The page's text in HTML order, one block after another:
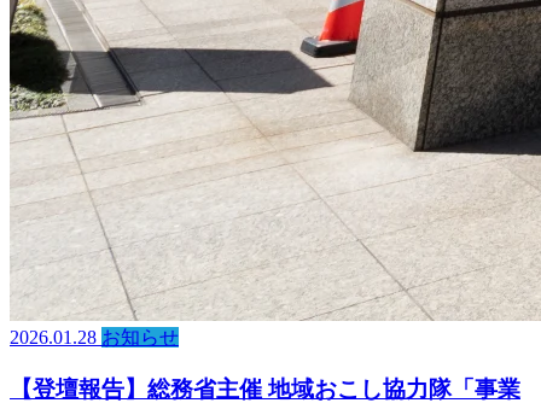
2026.01.28 お知らせ
【登壇報告】総務省主催 地域おこし協力隊「事業